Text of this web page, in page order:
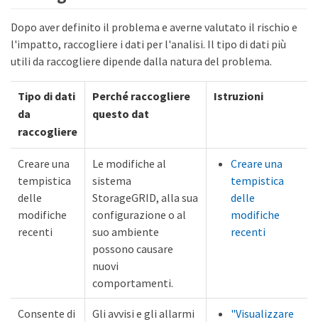
Dopo aver definito il problema e averne valutato il rischio e
l'impatto, raccogliere i dati per l'analisi. Il tipo di dati più
utili da raccogliere dipende dalla natura del problema.
Tipo di dati
da
raccogliere
Perché raccogliere
questo dat
Istruzioni
Creare una
tempistica
delle
modifiche
recenti
Le modifiche al
sistema
StorageGRID, alla sua
configurazione o al
suo ambiente
possono causare
nuovi
comportamenti.
Creare una
tempistica
delle
modifiche
recenti
Consente di
Gli avvisi e gli allarmi
"Visualizzare